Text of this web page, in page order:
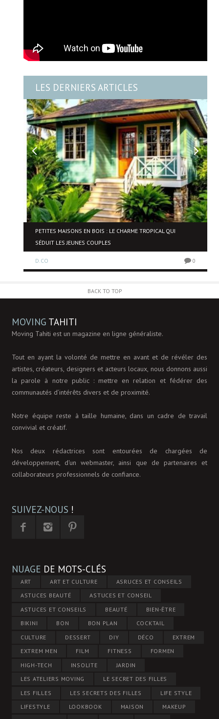
LES DERNIERS ARTICLES
PETITES MAISONS EN BOIS : LE CHARME TROPICAL QUI
SÉDUIT LES JEUNES COUPLES
D.CO 0
BACK TO TOP
MOVING TAHITI
Moving Tahiti est un magazine en ligne généraliste.
Tout en ayant la volonté de mettre en avant et de révéler des
artistes, créateurs, designers et acteurs locaux, nous donnons aussi
la parole à notre public : mettre en relation et fédérer des
communautés d’intérêts divers et de proximité.
Notre équipe reste à taille humaine, dans un cadre de travail
convivial et créatif.
Nos deux rédactrices sont entourées de chargées de
développement, d'un webmaster, ainsi que de partenaires et
collaborateurs professionnels de confiance.
SUIVEZ-NOUS !
NUAGE DE MOTS-CLÉS
ART ART ET CULTURE
ASRUCES ET CONSEILS
ASTUCES BEAUTÉ
ASTUCES ET CONSEIL
ASTUCES ET CONSEILS
BEAUTÉ
BIEN-ÊTRE
BIKINI
BON BON PLAN
COCKTAIL
CULTURE
DESSERT DIY DÉCO
EXTREM
EXTREM MEN
FILM FITNESS
FORMEN
HIGH-TECH
INSOLITE
JARDIN
LES ATELIERS MOVING
LE SECRET DES FILLES
LES FILLES
LES SECRETS DES FILLES
LIFE STYLE
LIFESTYLE
LOOKBOOK MAISON
MAKEUP